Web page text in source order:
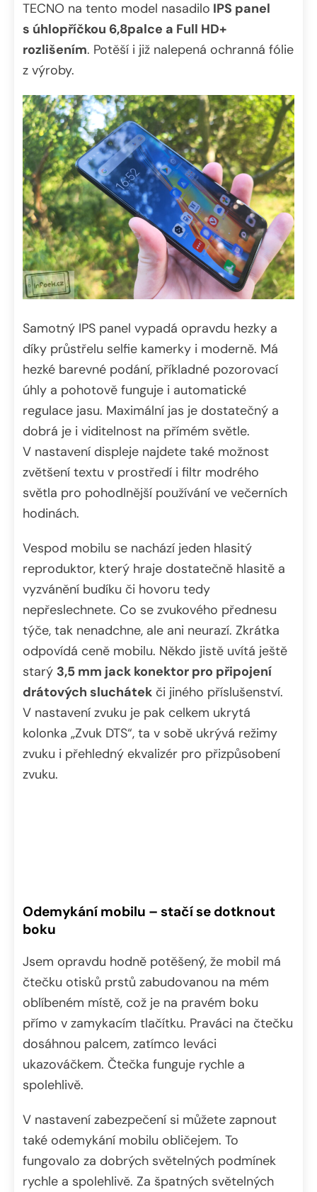
TECNO na tento model nasadilo IPS panel
s úhlopříčkou 6,8palce a Full HD+
rozlišením. Potěší i již nalepená ochranná fólie
z výroby.
Samotný IPS panel vypadá opravdu hezky a
díky průstřelu selfie kamerky i moderně. Má
hezké barevné podání, příkladné pozorovací
úhly a pohotově funguje i automatické
regulace jasu. Maximální jas je dostatečný a
dobrá je i viditelnost na přímém světle.
V nastavení displeje najdete také možnost
zvětšení textu v prostředí i filtr modrého
světla pro pohodlnější používání ve večerních
hodinách.
Vespod mobilu se nachází jeden hlasitý
reproduktor, který hraje dostatečně hlasitě a
vyzvánění budíku či hovoru tedy
nepřeslechnete. Co se zvukového přednesu
týče, tak nenadchne, ale ani neurazí. Zkrátka
odpovídá ceně mobilu. Někdo jistě uvítá ještě
starý 3,5 mm jack konektor pro připojení
drátových sluchátek či jiného příslušenství.
V nastavení zvuku je pak celkem ukrytá
kolonka „Zvuk DTS“, ta v sobě ukrývá režimy
zvuku i přehledný ekvalizér pro přizpůsobení
zvuku.
Odemykání mobilu – stačí se dotknout
boku
Jsem opravdu hodně potěšený, že mobil má
čtečku otisků prstů zabudovanou na mém
oblíbeném místě, což je na pravém boku
přímo v zamykacím tlačítku. Praváci na čtečku
dosáhnou palcem, zatímco leváci
ukazováčkem. Čtečka funguje rychle a
spolehlivě.
V nastavení zabezpečení si můžete zapnout
také odemykání mobilu obličejem. To
fungovalo za dobrých světelných podmínek
rychle a spolehlivě. Za špatných světelných